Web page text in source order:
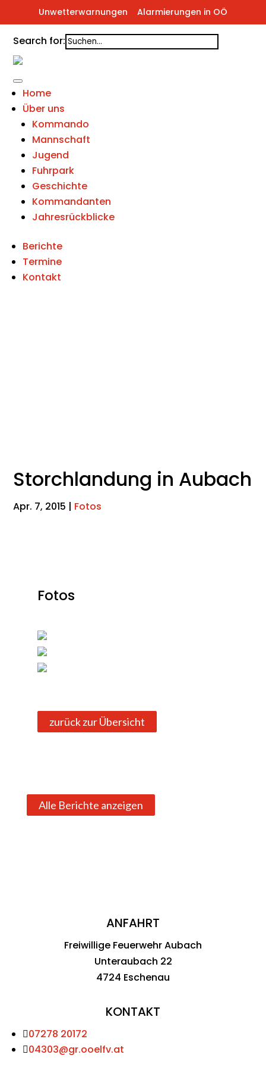
Unwetterwarnungen Alarmierungen in OÖ
Search for:
Home
Über uns
Kommando
Mannschaft
Jugend
Fuhrpark
Geschichte
Kommandanten
Jahresrückblicke
Berichte
Termine
Kontakt
Storchlandung in Aubach
Apr. 7, 2015 | Fotos
Fotos
zurück zur Übersicht
Alle Berichte anzeigen
ANFAHRT
Freiwillige Feuerwehr Aubach
Unteraubach 22
4724 Eschenau
KONTAKT
07278 20172
04303@gr.ooelfv.at